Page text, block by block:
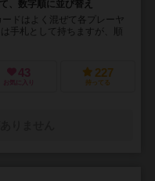
、数字順に並び替え
ドはよく混ぜて各プレーヤ
手札として持ちますが、順
43
お気に入り
227
持ってる